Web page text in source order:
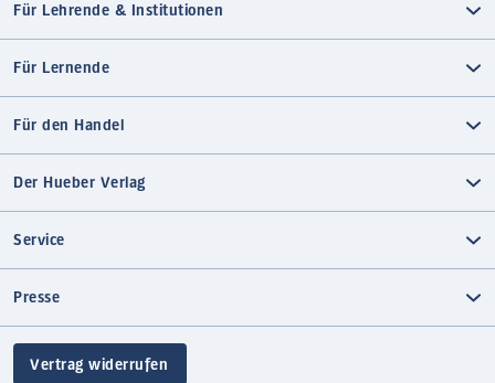
Für Lehrende & Institutionen
Für Lernende
Für den Handel
Der Hueber Verlag
Service
Presse
Vertrag widerrufen